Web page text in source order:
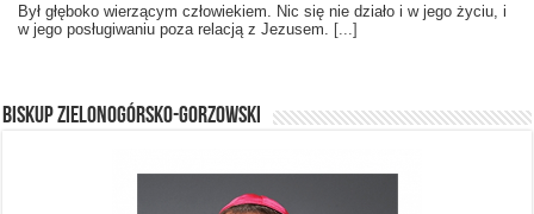
Był głęboko wierzącym człowiekiem. Nic się nie działo i w jego życiu, i
w jego posługiwaniu poza relacją z Jezusem. [...]
BISKUP ZIELONOGÓRSKO-GORZOWSKI